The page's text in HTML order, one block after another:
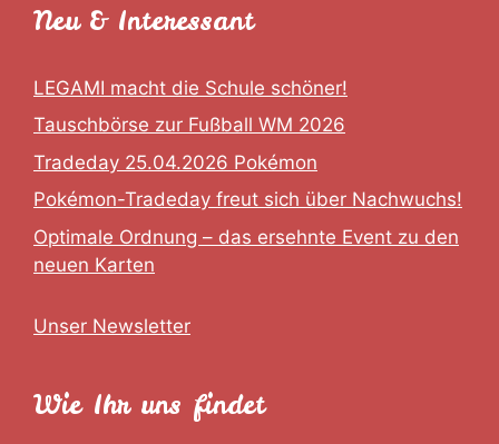
Neu & Interessant
LEGAMI macht die Schule schöner!
Tauschbörse zur Fußball WM 2026
Tradeday 25.04.2026 Pokémon
Pokémon-Tradeday freut sich über Nachwuchs!
Optimale Ordnung – das ersehnte Event zu den
neuen Karten
Unser Newsletter
Wie Ihr uns findet